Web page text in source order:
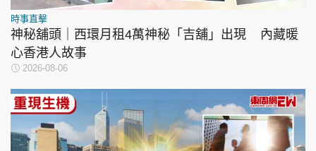
時事直擊
神秘舖頭｜西環月租4萬神秘「吉舖」出現 內藏暖
心香港人故事
2026-08-06